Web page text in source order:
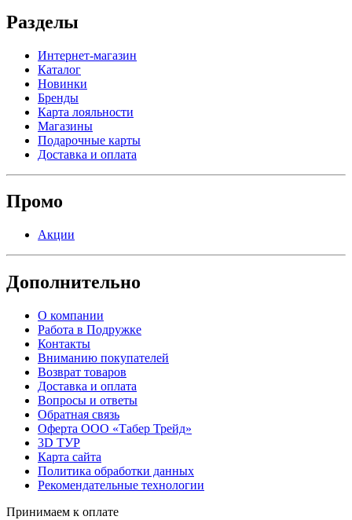
Разделы
Интернет-магазин
Каталог
Новинки
Бренды
Карта лояльности
Магазины
Подарочные карты
Доставка и оплата
Промо
Акции
Дополнительно
О компании
Работа в Подружке
Контакты
Вниманию покупателей
Возврат товаров
Доставка и оплата
Вопросы и ответы
Обратная связь
Оферта ООО «Табер Трейд»
3D ТУР
Карта сайта
Политика обработки данных
Рекомендательные технологии
Принимаем к оплате